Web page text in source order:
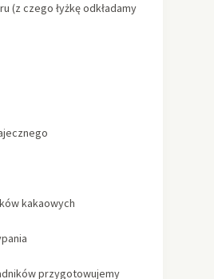
(z czego łyżkę odkładamy
kakaowych
przygotowujemy